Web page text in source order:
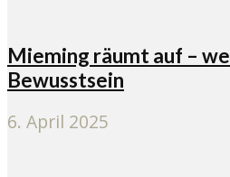
Mieming räumt auf –
Bewusstsein
6. April 2025